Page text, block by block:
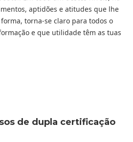
aptidões e atitudes que lhe
torna-se claro para todos o
e que utilidade têm as tuas
de dupla certificação